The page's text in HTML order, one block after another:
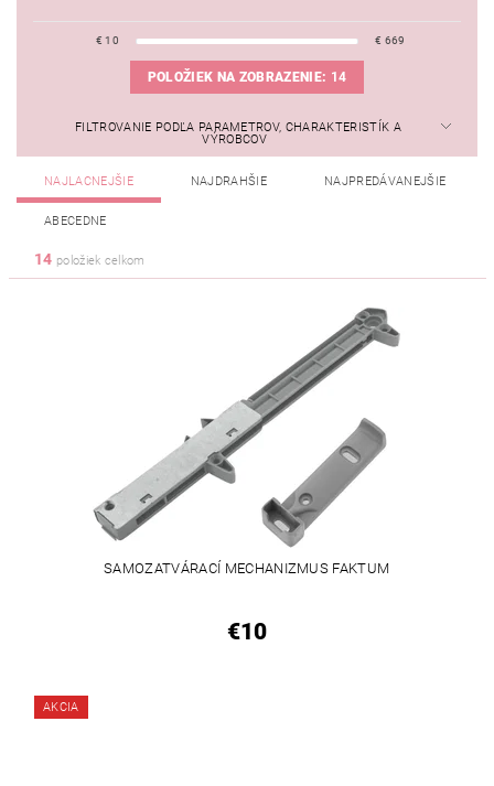
€10 € 669
POLOŽIEK NA ZOBRAZENIE: 14
FILTROVANIE PODĽA PARAMETROV, CHARAKTERISTÍK A
VÝROBCOV
NAJLACNEJŠIE NAJDRAHŠIE NAJPREDÁVANEJŠIE
ABECEDNE
14 položiek celkom
SAMOZATVÁRACÍ MECHANIZMUS FAKTUM
€10
AKCIA